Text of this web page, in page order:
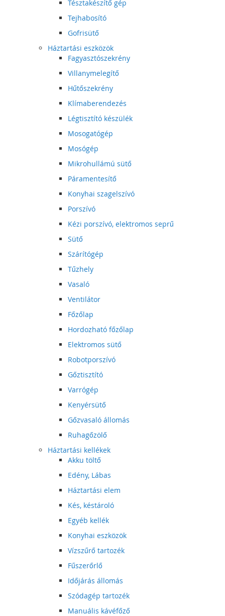
Tésztakészítő gép
Tejhabosító
Gofrisütő
Háztartási eszközök
Fagyasztószekrény
Villanymelegítő
Hűtőszekrény
Klímaberendezés
Légtisztító készülék
Mosogatógép
Mosógép
Mikrohullámú sütő
Páramentesítő
Konyhai szagelszívó
Porszívó
Kézi porszívó, elektromos seprű
Sütő
Szárítógép
Tűzhely
Vasaló
Ventilátor
Főzőlap
Hordozható főzőlap
Elektromos sütő
Robotporszívó
Gőztisztító
Varrógép
Kenyérsütő
Gőzvasaló állomás
Ruhagőzölő
Háztartási kellékek
Akku töltő
Edény, Lábas
Háztartási elem
Kés, késtároló
Egyéb kellék
Konyhai eszközök
Vízszűrő tartozék
Fűszerőrlő
Időjárás állomás
Szódagép tartozék
Manuális kávéfőző